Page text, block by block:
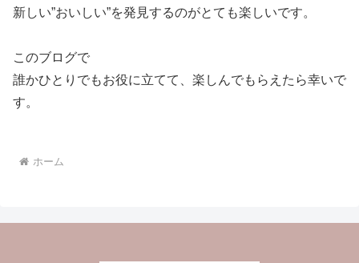
新しい”おいしい”を発見するのがとても楽しいです。
このブログで
誰かひとりでもお役に立てて、楽しんでもらえたら幸いで
す。
ホーム